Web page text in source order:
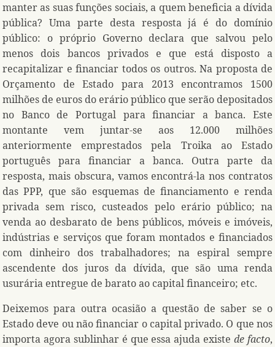
manter as suas funções sociais, a quem beneficia a dívida
pública? Uma parte desta resposta já é do domínio
público: o próprio Governo declara que salvou pelo
menos dois bancos privados e que está disposto a
recapitalizar e financiar todos os outros. Na proposta de
Orçamento de Estado para 2013 encontramos 1500
milhões de euros do erário público que serão depositados
no Banco de Portugal para financiar a banca. Este
montante vem juntar-se aos 12.000 milhões
anteriormente emprestados pela Troika ao Estado
português para financiar a banca. Outra parte da
resposta, mais obscura, vamos encontrá-la nos contratos
das PPP, que são esquemas de financiamento e renda
privada sem risco, custeados pelo erário público; na
venda ao desbarato de bens públicos, móveis e imóveis,
indústrias e serviços que foram montados e financiados
com dinheiro dos trabalhadores; na espiral sempre
ascendente dos juros da dívida, que são uma renda
usurária entregue de barato ao capital financeiro; etc.
Deixemos para outra ocasião a questão de saber se o
Estado deve ou não financiar o capital privado. O que nos
importa agora sublinhar é que essa ajuda existede facto,